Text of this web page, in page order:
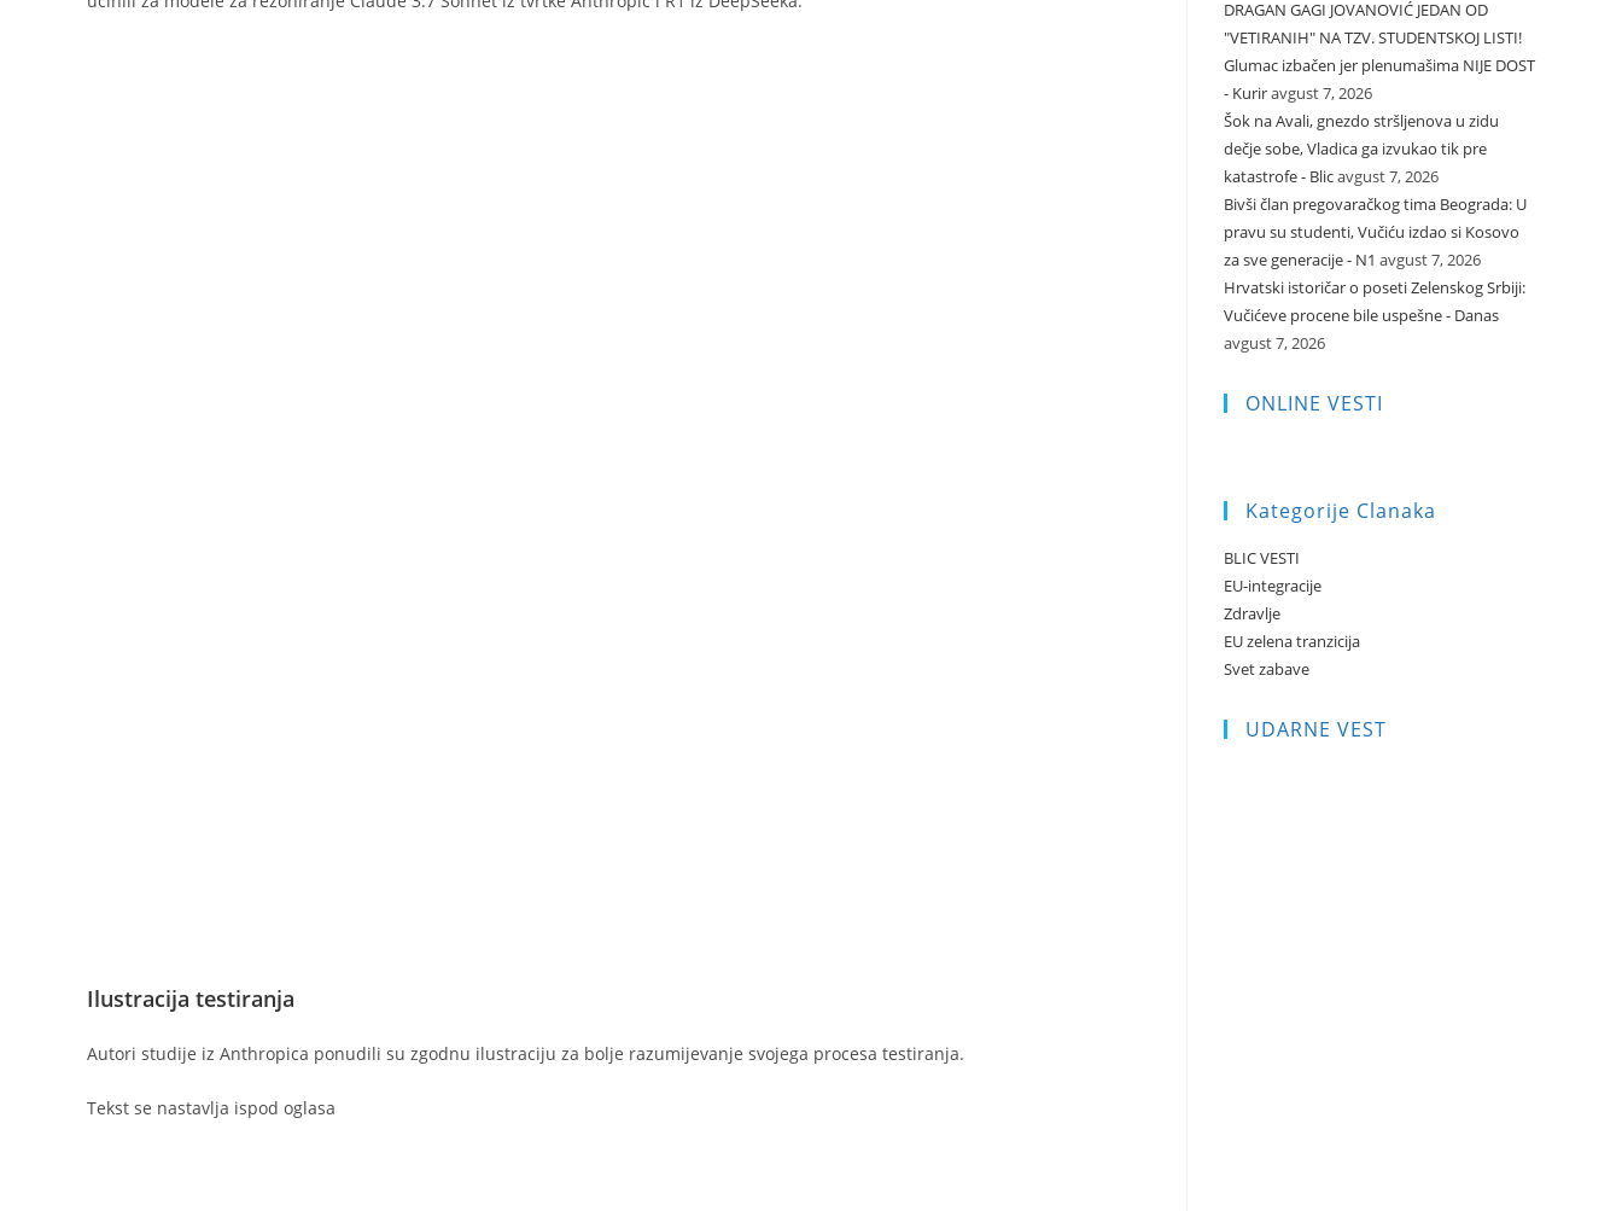
Ilustracija testiranja
Autori studije iz Anthropica ponudili su zgodnu ilustraciju za bolje razumijevanje svojega procesa testiranja.
Tekst se nastavlja ispod oglasa
DRAGAN GAGI JOVANOVIĆ JEDAN OD
"VETIRANIH" NA TZV. STUDENTSKOJ LISTI!
Glumac izbačen jer plenumašima NIJE DOST
- Kuriravgust 7, 2026
Šok na Avali, gnezdo stršljenova u zidu
dečje sobe, Vladica ga izvukao tik pre
katastrofe - Blicavgust 7, 2026
Bivši član pregovaračkog tima Beograda: U
pravu su studenti, Vučiću izdao si Kosovo
za sve generacije - N1 avgust 7, 2026
Hrvatski istoričar o poseti Zelenskog Srbiji:
Vučićeve procene bile uspešne - Danas
avgust 7, 2026
ONLINE VESTI
Kategorije Clanaka
BLIC VESTI
EU-integracije
Zdravlje
EU zelena tranzicija
Svet zabave
UDARNE VEST